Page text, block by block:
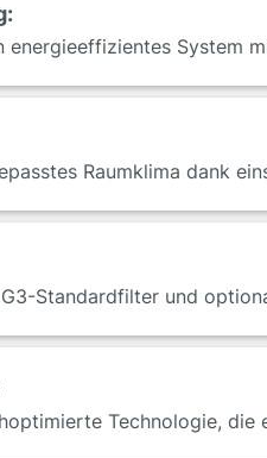
energieeffizientes System
Raumklima dank
Standardfilter und
Technologie, die